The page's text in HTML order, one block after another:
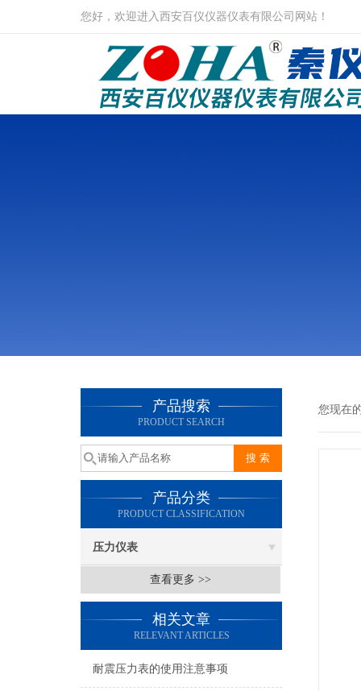
您好，欢迎进入西安百仪仪器仪表有限公司网站！
产品搜索
PRODUCT SEARCH
产品分类
PRODUCT CLASSIFICATION
压力仪表
查看更多 >>
相关文章
RELEVANT ARTICLES
耐震压力表的使用注意事项
您现在